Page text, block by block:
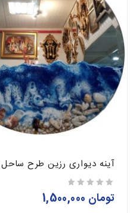
آینه دیواری رزین طرح ساحل
تومان